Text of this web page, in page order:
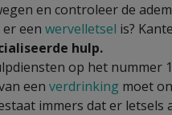
en controleer de
een wervelletsel is?
hulp.
op het nummer
een verdrinking moet
immers dat er letsels